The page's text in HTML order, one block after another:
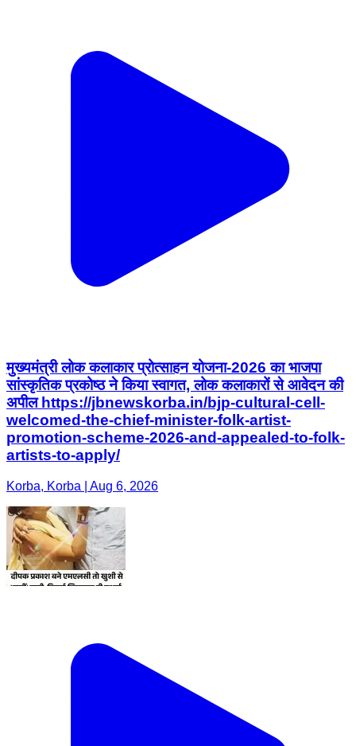
मुख्यमंत्री लोक कलाकार प्रोत्साहन योजना-2026 का भाजपा
artists-to-apply/
Korba, Korba | Aug 6, 2026